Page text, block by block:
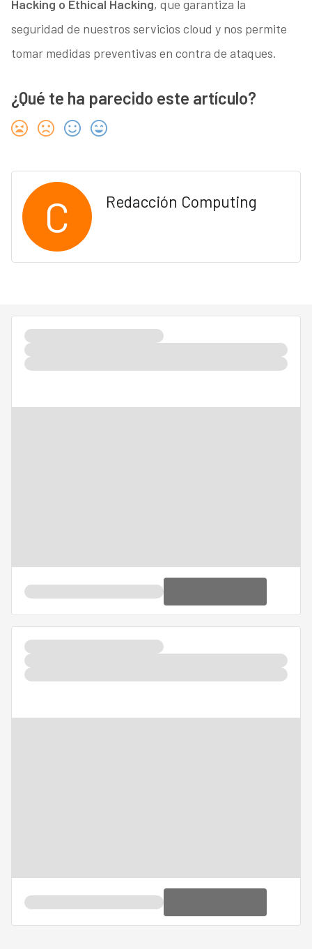
Hacking o Ethical Hacking, que garantiza la
seguridad de nuestros servicios cloud y nos permite
tomar medidas preventivas en contra de ataques.
¿Qué te ha parecido este artículo?
C Redacción Computing